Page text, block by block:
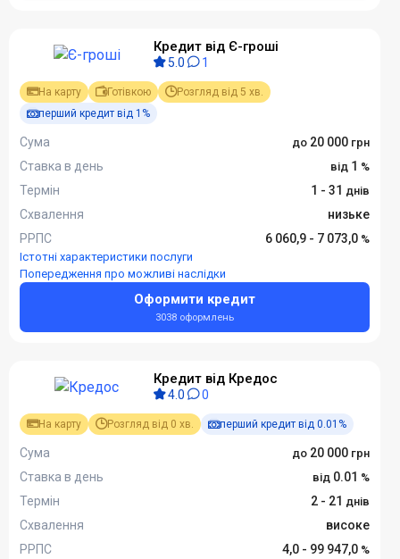
Кредит від Є-гроші
5.0 1
На карту Готівкою
Розгляд від 5 хв.
перший кредит від 1%
Сума
20 000
Ставка в день
1
Термін
1 - 31
Схвалення
низьке
РРПС
6 060,9 - 7 073,0
Істотні характеристики послуги
Попередження про можливі наслідки
Оформити кредит
3038 оформлень
Кредит від Кредос
4.0 0
На карту Розгляд від 0 хв. перший кредит від 0.01%
Сума
20 000
Ставка в день
0.01
Термін
2 - 21
Схвалення
високе
РРПС
4,0 - 99 947,0